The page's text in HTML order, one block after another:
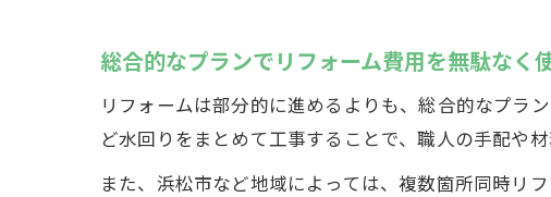
総合的なプランでリフォーム費用を無駄なく
リフォームは部分的に進めるよりも、総合的なプラ
ど水回りをまとめて工事することで、職人の手配や
また、浜松市など地域によっては、複数箇所同時リ